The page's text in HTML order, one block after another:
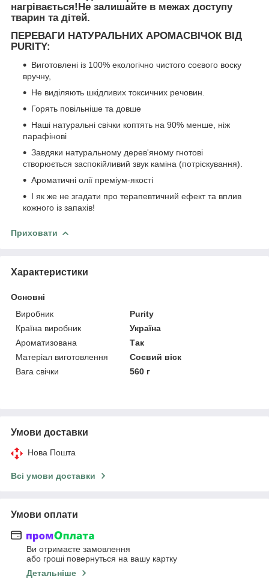
нагрівається!Не залишайте в межах доступу
тварин та дітей.
ПЕРЕВАГИ НАТУРАЛЬНИХ АРОМАСВІЧОК ВІД
PURITY:
Виготовлені із 100% екологічно чистого соєвого воску
вручну,
Не виділяють шкідливих токсичних речовин.
Горять повільніше та довше
Наші натуральні свічки коптять на 90% менше, ніж
парафінові
Завдяки натуральному дерев'яному гнотові
створюється заспокійливий звук каміна (потріскування).
Ароматичні олії преміум-якості
І як же не згадати про терапевтичний ефект та вплив
кожного із запахів!
Приховати
Характеристики
Основні
Виробник
Purity
Країна виробник
Україна
Ароматизована
Так
Матеріал виготовлення
Соєвий віск
Вага свічки
560 г
Умови доставки
Нова Пошта
Всі умови доставки
Умови оплати
Ви отримаєте замовлення
або гроші повернуться на вашу картку
Детальніше